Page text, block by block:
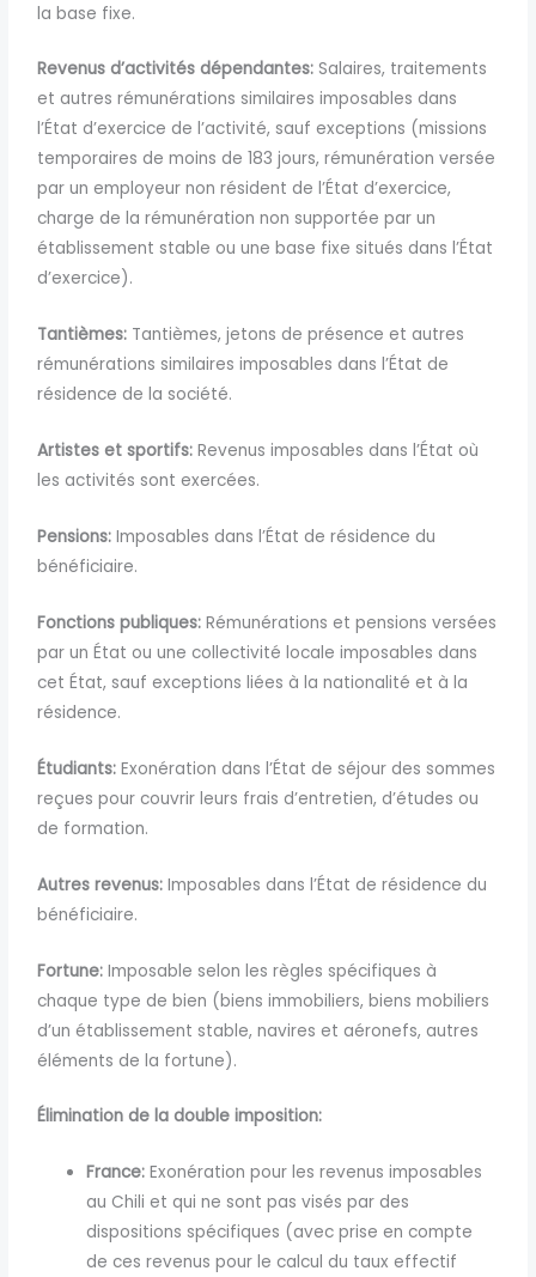
la base fixe.
Revenus d’activités dépendantes: Salaires, traitements
et autres rémunérations similaires imposables dans
l’État d’exercice de l’activité, sauf exceptions (missions
temporaires de moins de 183 jours, rémunération versée
par un employeur non résident de l’État d’exercice,
charge de la rémunération non supportée par un
établissement stable ou une base fixe situés dans l’État
d’exercice).
Tantièmes: Tantièmes, jetons de présence et autres
rémunérations similaires imposables dans l’État de
résidence de la société.
Artistes et sportifs: Revenus imposables dans l’État où
les activités sont exercées.
Pensions: Imposables dans l’État de résidence du
bénéficiaire.
Fonctions publiques: Rémunérations et pensions versées
par un État ou une collectivité locale imposables dans
cet État, sauf exceptions liées à la nationalité et à la
résidence.
Étudiants: Exonération dans l’État de séjour des sommes
reçues pour couvrir leurs frais d’entretien, d’études ou
de formation.
Autres revenus: Imposables dans l’État de résidence du
bénéficiaire.
Fortune: Imposable selon les règles spécifiques à
chaque type de bien (biens immobiliers, biens mobiliers
d’un établissement stable, navires et aéronefs, autres
éléments de la fortune).
Élimination de la double imposition:
France: Exonération pour les revenus imposables
au Chili et qui ne sont pas visés par des
dispositions spécifiques (avec prise en compte
de ces revenus pour le calcul du taux effectif